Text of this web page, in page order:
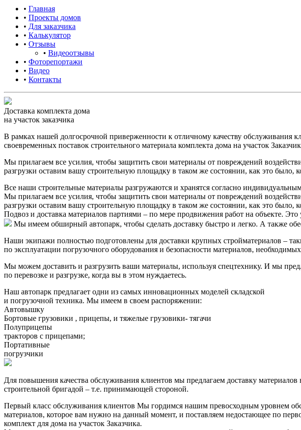
• Главная
• Проекты домов
• Для заказчика
• Калькулятор
• Отзывы
• Видеоотзывы
• Фоторепортажи
• Видео
• Контакты
Доставка комплекта дома
на участок заказчика
В рамках нашей долгосрочной приверженности к отличному качеству обслуживания
своевременных поставок строительного материала комплекта дома на участок
Мы прилагаем все усилия, чтобы защитить свои материалы от повреждений
разгрузки оставим вашу строительную площадку в таком же состоянии, как это было,
Все наши строительные материалы разгружаются и хранятся согласно
Мы прилагаем все усилия, чтобы защитить свои материалы от повреждений
разгрузки оставим вашу строительную площадку в таком же состоянии, как это было,
Подвоз и доставка материалов партиями – по мере продвижения работ на объекте.
Мы имеем обширный автопарк, чтобы сделать доставку быстро и легко. А также
Наши экипажи полностью подготовлены для доставки крупных стройматериалов –
по эксплуатации погрузочного оборудования и безопасности материалов,
Мы можем доставить и разгрузить ваши материалы, используя спецтехнику. И мы
по перевозке и разгрузке, когда вы в этом нуждаетесь.
Наш автопарк предлагает одни из самых инновационных моделей складской
и погрузочной техника. Мы имеем в своем распоряжении:
Автовышку
Бортовые грузовики , прицепы, и тяжелые грузовики- тягачи
Полуприцепы
тракторов с прицепами;
Портативные
погрузчики
Для повышения качества обслуживания клиентов мы предлагаем доставку
строительной бригадой – т.е. принимающей стороной.
Первый класс обслуживания клиентов Мы гордимся нашим превосходным уровнем
материалов, которое вам нужно на данный момент, и поставляем недостающее по
комплект для дома на участок Заказчика.